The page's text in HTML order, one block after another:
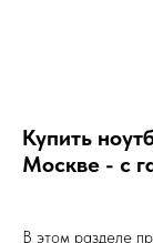
Купить
Москве - с
В этом разделе